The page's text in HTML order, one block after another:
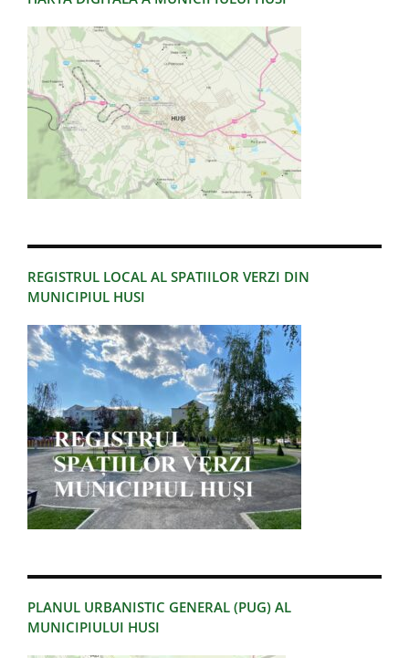
REGISTRUL LOCAL AL SPATIILOR VERZI DIN
MUNICIPIUL HUSI
PLANUL URBANISTIC GENERAL (PUG) AL
MUNICIPIULUI HUSI